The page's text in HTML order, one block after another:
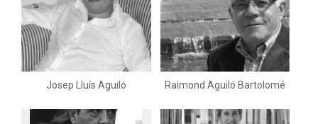
Josep Lluís Aguiló Raimond Aguiló Bartolomé